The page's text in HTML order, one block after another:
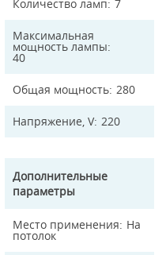
Количество ламп 7
Максимальная
мощность лампы
40
Общая мощность 280
Напряжение, V 220
Дополнительные
параметры
Место применения На
потолок